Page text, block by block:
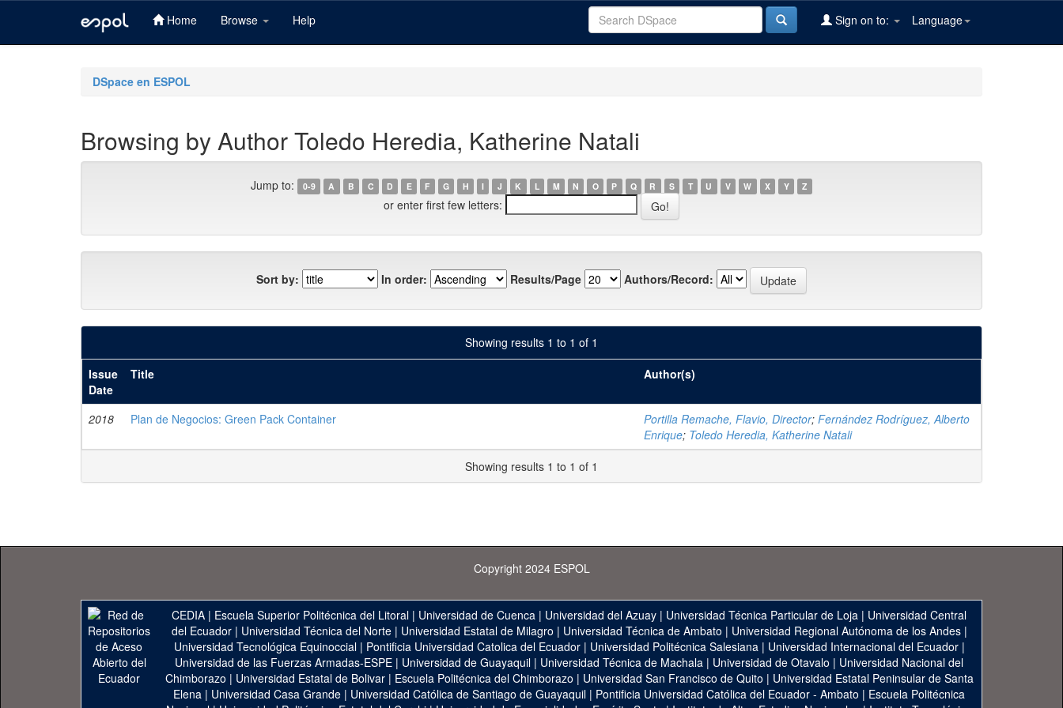
Home Browse Help Language
Sign on to:
DSpace en ESPOL
Browsing by Author Toledo Heredia, Katherine Natali
Jump to: 0-9 A B C D E F G H I J K L M N O P Q R S T U V W X Y Z
or enter first few letters:
Sort by: In order: Results/Page Authors/Record:
Showing results 1 to 1 of 1
Issue
Date
Title Author(s)
2018 Plan de Negocios: Green Pack Container Portilla Remache, Flavio, Director; Fernández Rodríguez, Alberto
Enrique; Toledo Heredia, Katherine Natali
Showing results 1 to 1 of 1
Copyright 2024 ESPOL
CEDIA | Escuela Superior Politécnica del Litoral | Universidad de Cuenca | Universidad del Azuay | Universidad Técnica Particular de Loja | Universidad Central
del Ecuador| Universidad Técnica del Norte| Universidad Estatal de Milagro | Universidad Técnica de Ambato | Universidad Regional Autónoma de los Andes|
Universidad Tecnológica Equinoccial| Pontificia Universidad Catolica del Ecuador| Universidad Politécnica Salesiana| Universidad Internacional del Ecuador|
Universidad de las Fuerzas Armadas-ESPE | Universidad de Guayaquil | Universidad Técnica de Machala | Universidad de Otavalo | Universidad Nacional del
Chimborazo | Universidad Estatal de Bolivar| Escuela Politécnica del Chimborazo | Universidad San Francisco de Quito | Universidad Estatal Peninsular de Santa
Elena | Universidad Casa Grande | Universidad Católica de Santiago de Guayaquil | Pontificia Universidad Católica del Ecuador - Ambato | Escuela Politécnica